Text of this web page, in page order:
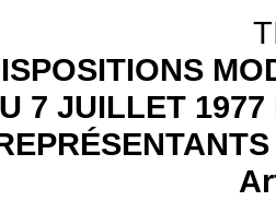
7 JUILLET